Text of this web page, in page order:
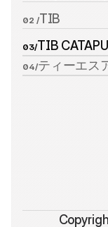
02 /TIB
03/TIB
04/ティーエス